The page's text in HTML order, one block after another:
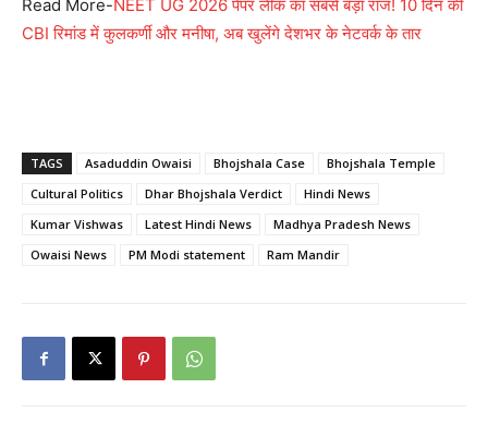
Read More-NEET UG 2026 पेपर लीक का सबसे बड़ा राज! 10 दिन की
CBI रिमांड में कुलकर्णी और मनीषा, अब खुलेंगे देशभर के नेटवर्क के तार
TAGS Asaduddin Owaisi Bhojshala Case
Bhojshala Temple
Cultural Politics
Dhar Bhojshala Verdict
Hindi News
Kumar Vishwas
Latest Hindi News
Madhya Pradesh News
Owaisi News
PM Modi statement Ram Mandir